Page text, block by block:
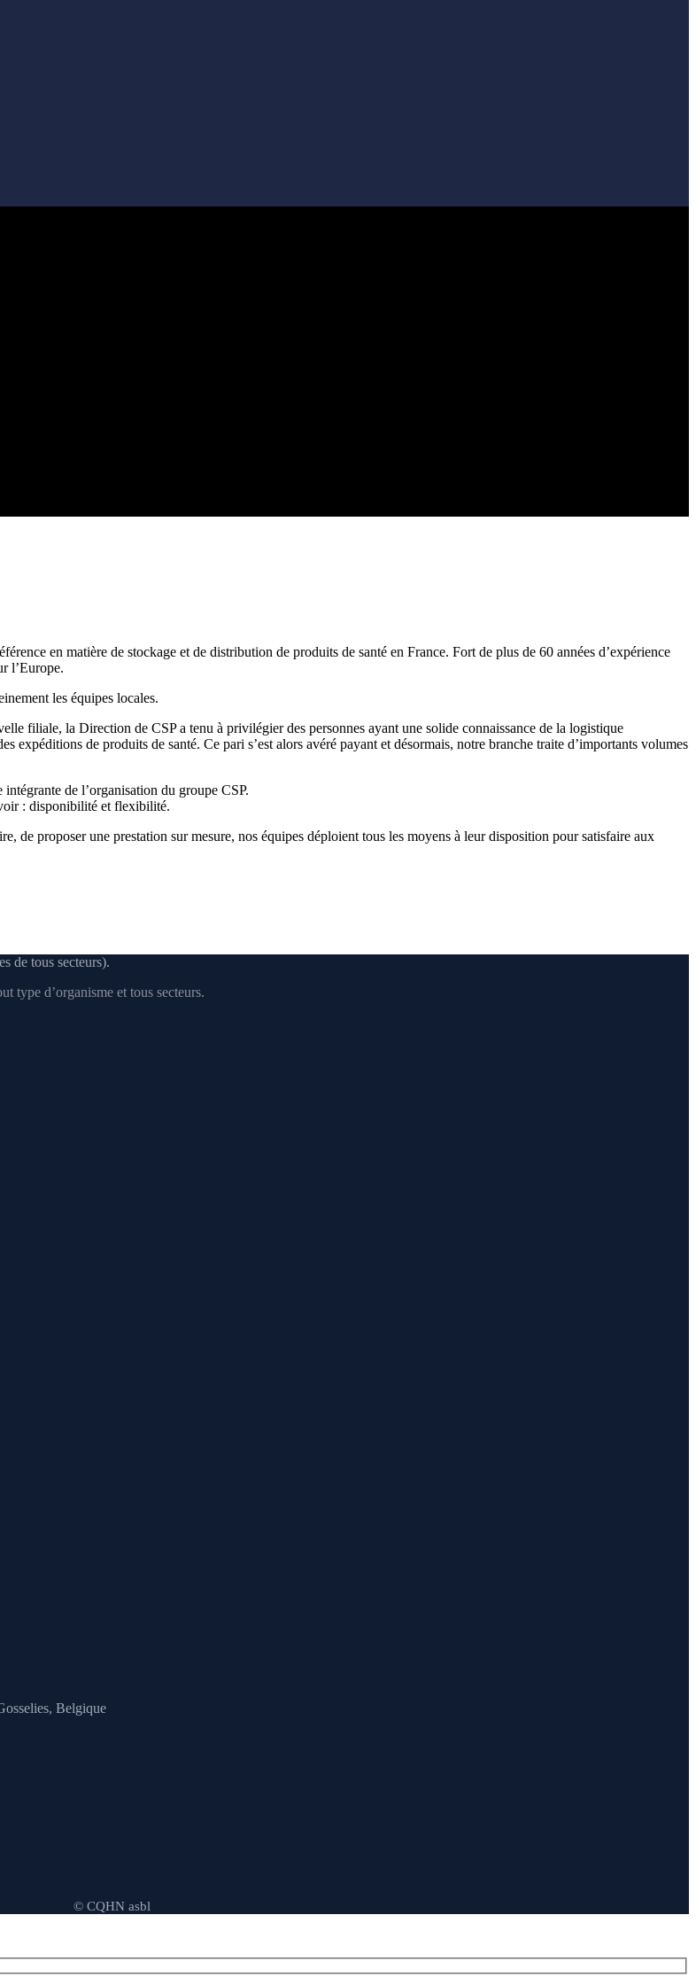
en matière de stockage et de distribution de produits de santé en France. Fort de plus de 60 années d’expérience
l’Europe.
les équipes locales.
filiale, la Direction de CSP a tenu à privilégier des personnes ayant une solide connaissance de la logistique
expéditions de produits de santé. Ce pari s’est alors avéré payant et désormais, notre branche traite d’importants volumes
de l’organisation du groupe CSP.
: disponibilité et flexibilité.
de proposer une prestation sur mesure, nos équipes déploient tous les moyens à leur disposition pour satisfaire aux
de tous secteurs).
type d’organisme et tous secteurs.
Belgique
© CQHN asbl